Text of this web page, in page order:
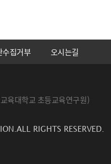
수집거부 오시는길
육대학교 초등교육연구원)
RIGHTS RESERVED.